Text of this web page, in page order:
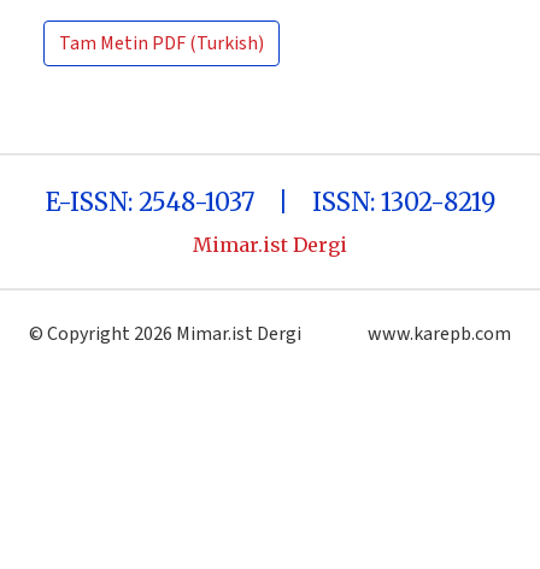
Tam Metin PDF (Turkish)
E-ISSN: 2548-1037 | ISSN: 1302-8219
Mimar.ist Dergi
© Copyright 2026 Mimar.ist Dergi www.karepb.com